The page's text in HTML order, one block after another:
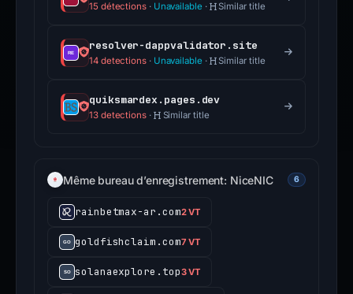
15 détections· Unavailable · Similar title
resolver-dappvalidator.site
14 detections· Unavailable · Similar title
quiksmardex.pages.dev
13 detections· Similar title
Même bureau d’enregistrement: NiceNIC 6
rainbetmax-ar.com2 VT
goldfishclaim.com7 VT
solanaexplore.top3 VT